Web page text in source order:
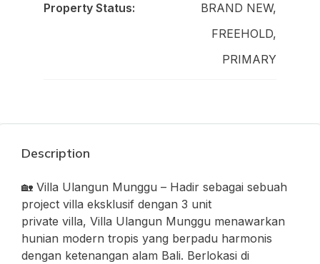
Property Status:
BRAND NEW,
FREEHOLD,
PRIMARY
Description
🏡 Villa Ulangun Munggu – Hadir sebagai sebuah
project villa eksklusif dengan 3 unit
private villa, Villa Ulangun Munggu menawarkan
hunian modern tropis yang berpadu harmonis
dengan ketenangan alam Bali. Berlokasi di